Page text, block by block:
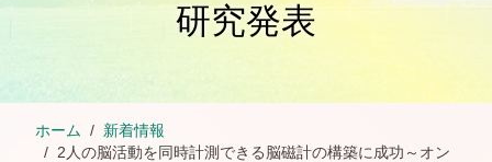
研究発表
ホーム
新着情報
2人の脳活動を同時計測できる脳磁計の構築に成功～オン